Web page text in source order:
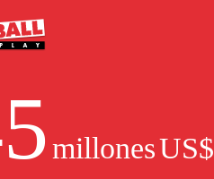
millonesUS$